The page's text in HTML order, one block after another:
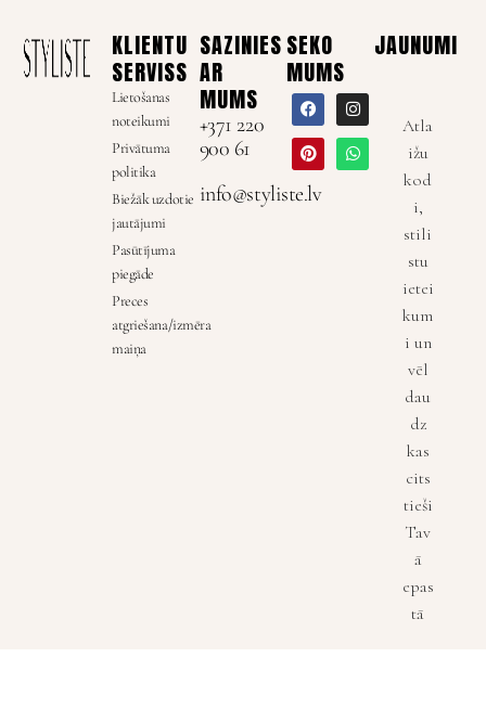
KLIENTU
SERVISS
Lietošanas
noteikumi
Privātuma
politika
Biežāk uzdotie
jautājumi
Pasūtījuma
piegāde
Preces
atgriešana/izmēra
maiņa
SAZINIES
AR
MUMS
+371 220
900 61
info@styliste.lv
SEKO
MUMS
JAUNUMI
Atla
ižu
kod
i,
stili
stu
ietei
kum
i un
vēl
dau
dz
kas
cits
tieši
Tav
ā
epas
tā